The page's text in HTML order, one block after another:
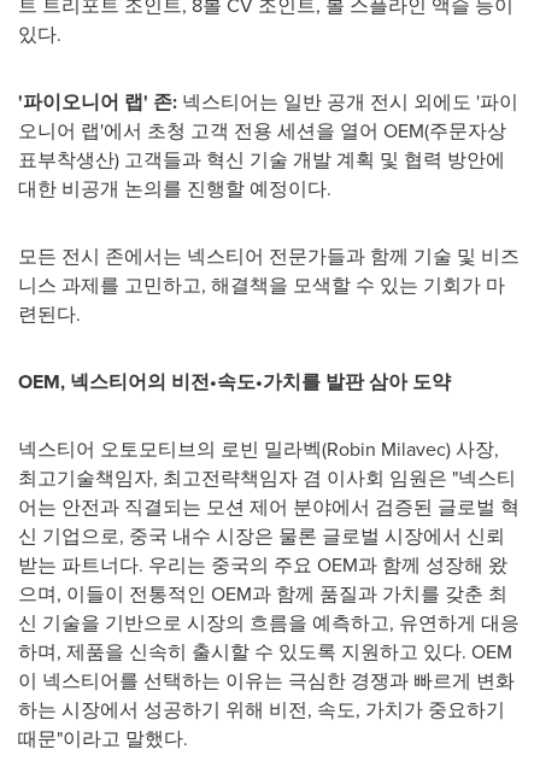
있다.
'파이오니어 랩' 존: 넥스티어는 일반 공개 전시 외에도 '파이
오니어 랩'에서 초청 고객 전용 세션을 열어 OEM(주문자상
표부착생산) 고객들과 혁신 기술 개발 계획 및 협력 방안에
대한 비공개 논의를 진행할 예정이다.
모든 전시 존에서는 넥스티어 전문가들과 함께 기술 및 비즈
니스 과제를 고민하고, 해결책을 모색할 수 있는 기회가 마
련된다.
OEM, 넥스티어의 비전•속도•가치를 발판 삼아 도약
넥스티어 오토모티브의 로빈 밀라벡(Robin Milavec) 사장,
최고기술책임자, 최고전략책임자 겸 이사회 임원은 "넥스티
어는 안전과 직결되는 모션 제어 분야에서 검증된 글로벌 혁
신 기업으로, 중국 내수 시장은 물론 글로벌 시장에서 신뢰
받는 파트너다. 우리는 중국의 주요 OEM과 함께 성장해 왔
으며, 이들이 전통적인 OEM과 함께 품질과 가치를 갖춘 최
신 기술을 기반으로 시장의 흐름을 예측하고, 유연하게 대응
하며, 제품을 신속히 출시할 수 있도록 지원하고 있다. OEM
이 넥스티어를 선택하는 이유는 극심한 경쟁과 빠르게 변화
하는 시장에서 성공하기 위해 비전, 속도, 가치가 중요하기
때문"이라고 말했다.